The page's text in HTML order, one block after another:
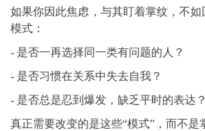
如果你因此焦虑，与其盯着掌纹，不
模式：
- 是否一再选择同一类有问题的人？
- 是否习惯在关系中失去自我？
- 是否总是忍到爆发，缺乏平时的表达？
真正需要改变的是这些“模式”，而不是